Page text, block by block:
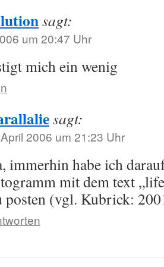
sagt:
um 20:47 Uhr
mich ein wenig
sagt:
2006 um 21:23 Uhr
immerhin habe ich
mit dem text
posten (vgl. Kubrick: